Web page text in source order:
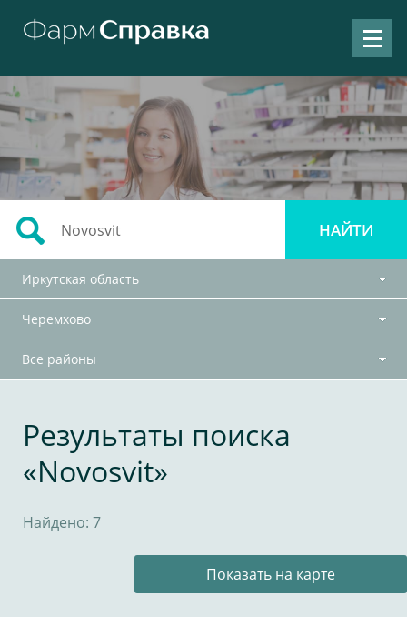
Иркутская область
Черемхово
Все районы
Результаты поиска
«Novosvit»
Найдено: 7
Показать на карте